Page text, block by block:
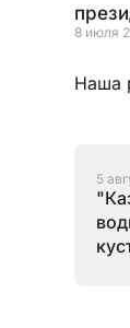
8 июля
Наша
5